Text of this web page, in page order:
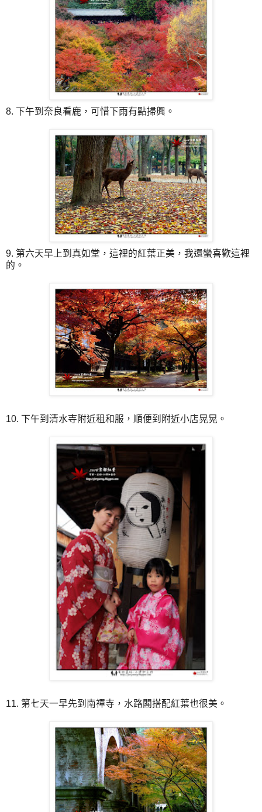
8. 下午到奈良看鹿，可惜下雨有點掃興。
9. 第六天早上到真如堂，這裡的紅葉正美，我還蠻喜歡這裡
的。
10. 下午到清水寺附近租和服，順便到附近小店晃晃。
11. 第七天一早先到南禪寺，水路閣搭配紅葉也很美。